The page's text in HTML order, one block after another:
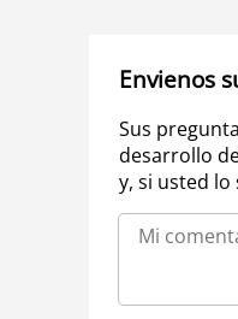
Envienos
Sus
desarrollo
y, si usted